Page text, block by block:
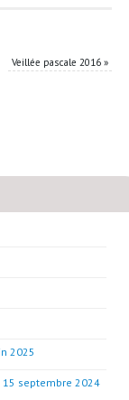
Veillée pascale 2016»
2025
septembre 2024